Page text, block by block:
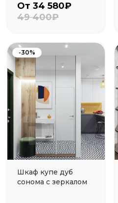
От 34 580₽
49 400₽
-30%
Шкаф купе дуб
сонома с зеркалом